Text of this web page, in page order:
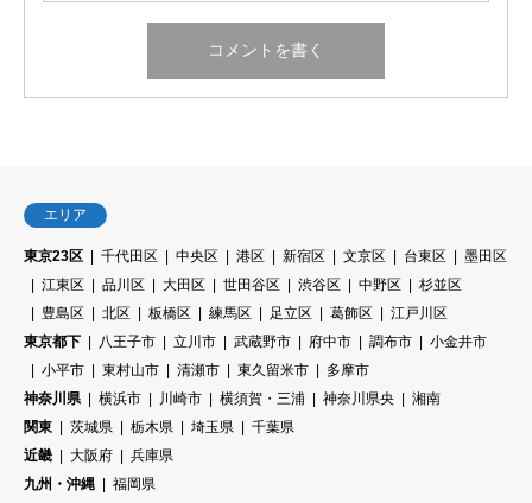
エリア
東京23区 千代田区 中央区 港区 新宿区 文京区 台東区
墨田区
江東区
品川区 大田区 世田谷区 渋谷区 中野区
杉並区
豊島区
北区 板橋区 練馬区 足立区 葛飾区
江戸川区
東京都下
八王子市 立川市 武蔵野市 府中市 調布市
小金井市
小平市
東村山市 清瀬市 東久留米市
多摩市
神奈川県
横浜市 川崎市 横須賀・三浦 神奈川県央
湘南
関東
茨城県 栃木県 埼玉県
千葉県
近畿
大阪府
兵庫県
九州・沖縄
福岡県